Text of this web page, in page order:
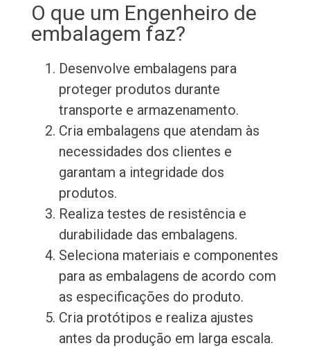
O que um Engenheiro de
embalagem faz?
Desenvolve embalagens para
proteger produtos durante
transporte e armazenamento.
Cria embalagens que atendam às
necessidades dos clientes e
garantam a integridade dos
produtos.
Realiza testes de resistência e
durabilidade das embalagens.
Seleciona materiais e componentes
para as embalagens de acordo com
as especificações do produto.
Cria protótipos e realiza ajustes
antes da produção em larga escala.